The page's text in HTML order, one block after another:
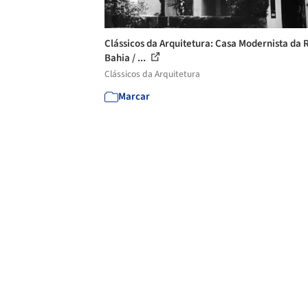
Clássicos da Arquitetura: Casa Modernista da
Bahia / ...
Clássicos da Arquitetura
Marcar